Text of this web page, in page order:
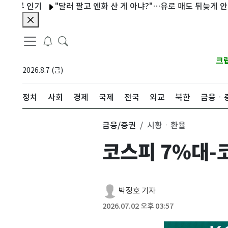
"달러 팔고 엔화 산 게 아냐?"…유로 매도 뒤늦게 안 ECB '
2026.8.7 (금)
크
정치 사회 경제 국제 전국 외교 북한 금융ㆍ
금융/증권 시황ㆍ환율
코스피 7%대-
박정호 기자
2026.07.02 오후 03:57